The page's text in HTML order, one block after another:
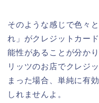
そのような感じで色々
れ」がクレジットカー
能性があることが分か
リッツのお店でクレジ
まった場合、単純に有
しれませんよ。